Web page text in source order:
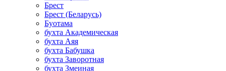
Брест
Брест (Беларусь)
Буотама
бухта Академическая
бухта Аяя
бухта Бабушка
бухта Заворотная
бухта Змеиная